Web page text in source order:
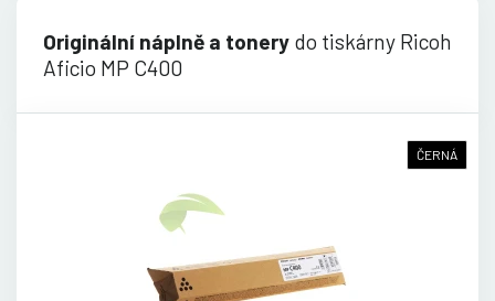
Originální náplně a tonery do tiskárny Ricoh
Aficio MP C400
ČERNÁ